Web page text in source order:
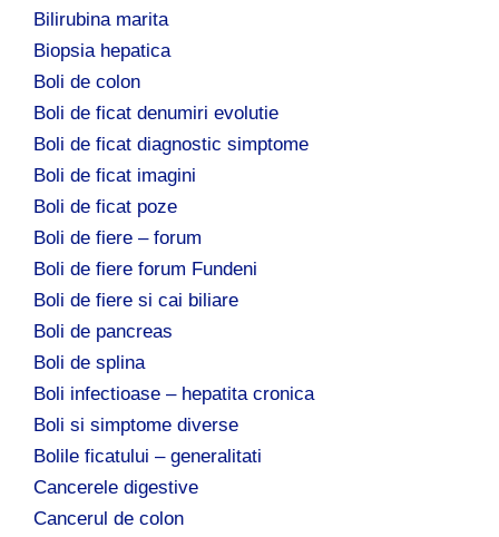
Bilirubina marita
Biopsia hepatica
Boli de colon
Boli de ficat denumiri evolutie
Boli de ficat diagnostic simptome
Boli de ficat imagini
Boli de ficat poze
Boli de fiere – forum
Boli de fiere forum Fundeni
Boli de fiere si cai biliare
Boli de pancreas
Boli de splina
Boli infectioase – hepatita cronica
Boli si simptome diverse
Bolile ficatului – generalitati
Cancerele digestive
Cancerul de colon